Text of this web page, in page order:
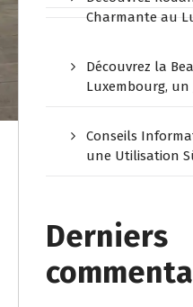
Charmante au
Découvrez la
Luxembourg, un
Conseils
une Utilisation
Derniers